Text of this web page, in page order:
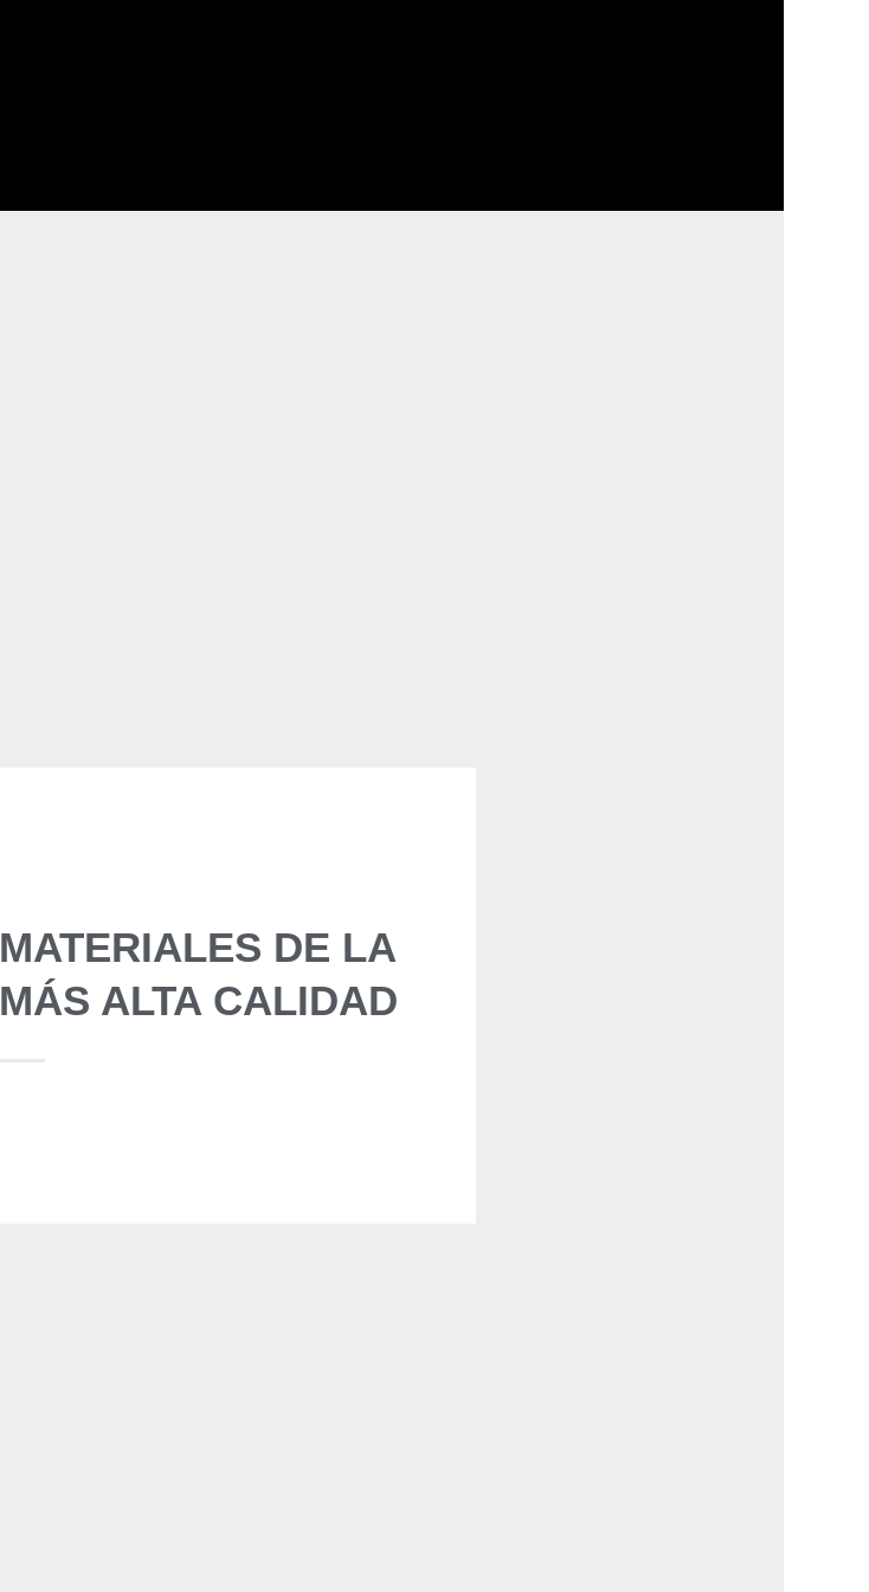
MATERIALES DE LA
MÁS ALTA CALIDAD